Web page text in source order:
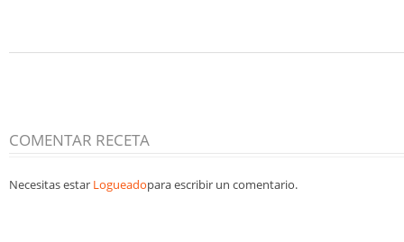
COMENTAR RECETA
Necesitas estar Logueadopara escribir un comentario.